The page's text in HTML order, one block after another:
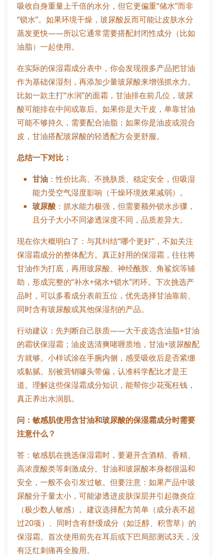
吸收自身重量上千倍的水分，但它更偏重“储水”而非
“锁水”。如果环境干燥，玻尿酸反而可能让皮肤水分
蒸发更快——所以它通常需要搭配封闭性成分（比如
油脂）一起使用。
在实际的保湿霜成分表中，你会发现很多产品把甘油
作为基础保湿剂，再添加少量玻尿酸来增强抓水力。
比如一款主打“水润”的面霜，甘油排在前几位，玻尿
酸可能排在中间或靠后。如果你是大干皮，单靠甘油
可能不够持久，需要配合油脂；如果你是油皮或混合
皮，甘油搭配玻尿酸的轻透配方会更舒服。
总结一下对比：
甘油 ：性价比高、不挑肤质、稳定安全，但吸湿
能力受空气湿度影响（干燥环境效果减弱）。
玻尿酸 ：抓水能力极强，但需要额外锁水步骤，
且分子大小不同渗透深度不同，品质差异大。
现在你大概明白了：与其纠结“哪个更好”，不如关注
保湿霜成分的整体配方。真正好用的保湿霜，往往将
甘油作为打底，再用玻尿酸、神经酰胺、角鲨烷等辅
助，形成完整的“补水+储水+锁水”闭环。下次挑选产
品时，可以多看成分表前五位，优先选择甘油靠前、
同时含有玻尿酸或其他保湿剂的产品。
行动建议：先判断自己肤质——大干皮选含油脂+甘油
的霜状保湿霜；油皮选清爽啫喱质地，甘油+玻尿酸配
方就够。小样试涂在手腕内侧，感受吸收后是否紧绷
或黏腻。别被营销噱头带偏，认准科学配比才是王
道。理解这些保湿霜成分知识，能帮你少花冤枉钱，
真正养出水润肌。
问：敏感肌使用含甘油和玻尿酸的保湿霜成分时需要
注意什么？
答：敏感肌在挑选保湿霜时，要避开含酒精、香精、
高浓度酸类等刺激成分。甘油和玻尿酸本身都很温和
安全，一般不会引发过敏。但要注意：如果产品中玻
尿酸分子量太小，可能渗透进皮肤深层并引起微炎症
（极少数人敏感）。建议选择配方简单（成分表不超
过20项）、同时含有舒缓成分（如泛醇、积雪草）的
保湿霜。首次使用前先在耳后或下巴局部测试3天，没
有泛红刺痛再全脸用。